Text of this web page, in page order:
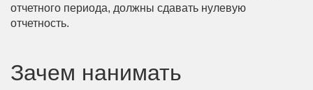
отчетного периода, должны сдавать нулевую
отчетность.
Зачем нанимать